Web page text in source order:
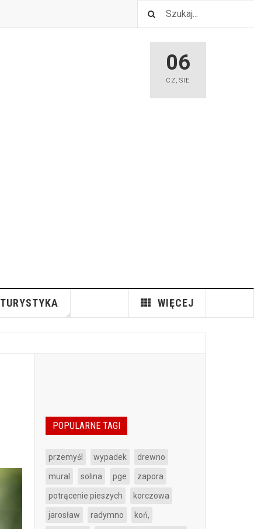
06
CZ,SIE
TURYSTYKA WIĘCEJ
POPULARNE TAGI
przemyśl wypadek drewno
mural solina pge zapora
potrącenie pieszych korczowa
jarosław radymno koń,